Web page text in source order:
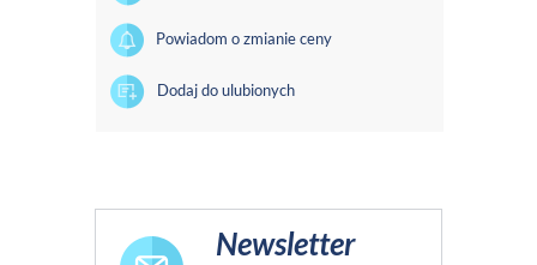
Powiadom o zmianie ceny
Dodaj do ulubionych
Newsletter